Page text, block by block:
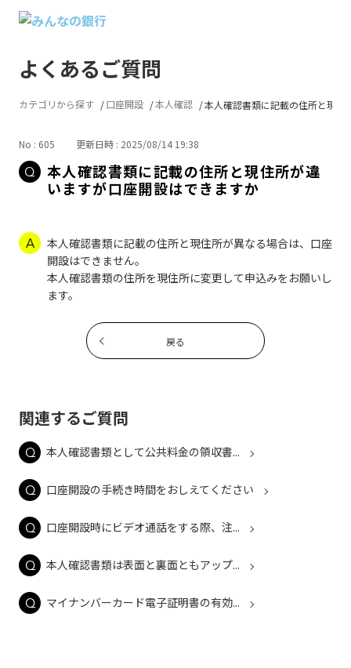
よくあるご質問
カテゴリから探す 口座開設 本人確認 本人確認書類に記載の住所と現住
No : 605 更新日時 : 2025/08/14 19:38
本人確認書類に記載の住所と現住所が違
いますが口座開設はできますか
本人確認書類に記載の住所と現住所が異なる場合は、口座
開設はできません。
本人確認書類の住所を現住所に変更して申込みをお願いし
ます。
戻る
関連するご質問
本人確認書類として公共料金の領収書...
口座開設の手続き時間をおしえてください
口座開設時にビデオ通話をする際、注...
本人確認書類は表面と裏面ともアップ...
マイナンバーカード電子証明書の有効...